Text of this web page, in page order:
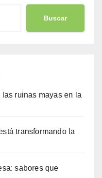
Buscar
ruinas mayas en la
transformando la
sabores que